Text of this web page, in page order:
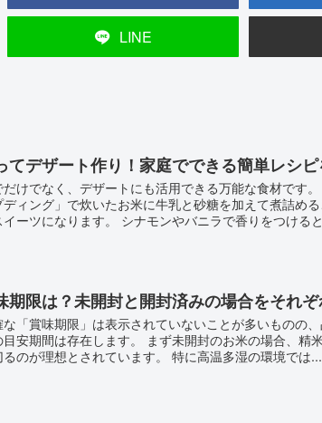
LINE
てデザート作り！家庭でできる簡単レシ
けでなく、デザートにも活用できる万能な食材です
ィング」で炊いたお米に牛乳と砂糖を加えて煮詰め
ーツになります。 シナモンやバニラで香りをつける
期限は？未開封と開封済みの場合をそれ
「賞味期限」は表示されていないことが多いものの
安期間は存在します。 まず未開封のお米の場合、精
るのが理想とされています。 特に高温多湿の環境では...